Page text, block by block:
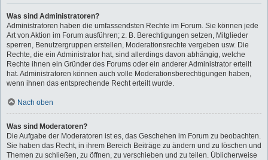
Was sind Administratoren?
Administratoren haben die umfassendsten Rechte im Forum. Sie können jede
Art von Aktion im Forum ausführen; z. B. Berechtigungen setzen, Mitglieder
sperren, Benutzergruppen erstellen, Moderationsrechte vergeben usw. Die
Rechte, die ein Administrator hat, sind allerdings davon abhängig, welche
Rechte ihnen ein Gründer des Forums oder ein anderer Administrator erteilt
hat. Administratoren können auch volle Moderationsberechtigungen haben,
wenn ihnen das entsprechende Recht erteilt wurde.
Nach oben
Was sind Moderatoren?
Die Aufgabe der Moderatoren ist es, das Geschehen im Forum zu beobachten.
Sie haben das Recht, in ihrem Bereich Beiträge zu ändern und zu löschen und
Themen zu schließen, zu öffnen, zu verschieben und zu teilen. Üblicherweise